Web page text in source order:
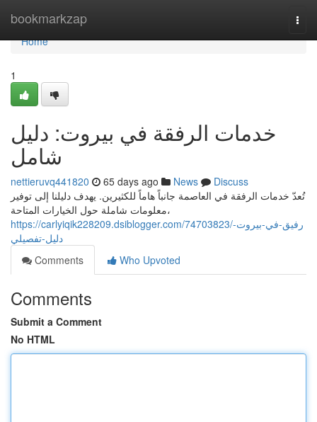
bookmarkzap
Home
Home
1
خدمات الرفقة في بيروت: دليل
شامل
nettieruvq441820 65 days ago News
Discuss
تُعدّ خدمات الرفقة في العاصمة جانباً هاماً للكثيرين. يهدف دليلنا إلى توفير
معلومات شاملة حول الخيارات المتاحة،
https://carlyiqik228209.dsiblogger.com/74703823/رفيق-في-بيروت-
دليل-تفصيلي
Comments
Who Upvoted
Comments
Submit a Comment
No HTML